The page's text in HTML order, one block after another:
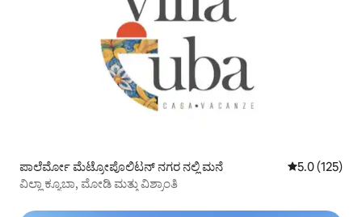
ಪಾಲೆರ್ಮೋ ಮೆಟ್ರೋಪೊಲಿಟನ್ ನಗರ ನಲ್ಲಿ ಮನೆ 5 ರಲ್ಲಿ 5.0
5.0 (125)
ವಿಲ್ಲಾ ಕ್ಯೂಬಾ, ಮೋಡಿ ಮತ್ತು ವಿಶ್ರಾಂತಿ